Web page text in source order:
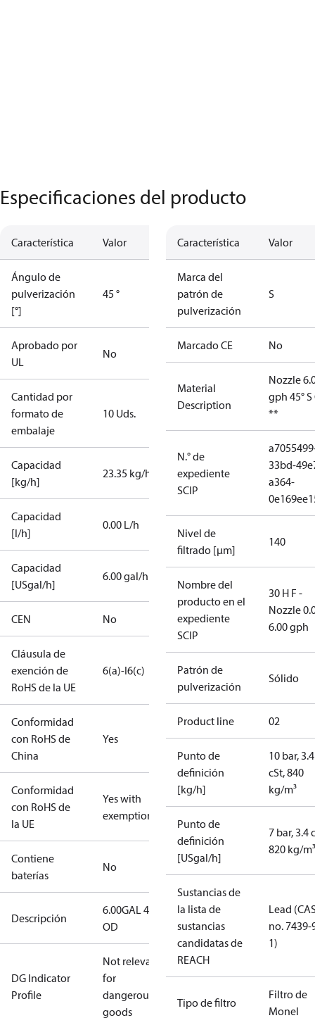
Especificaciones del producto
Característica Valor
Ángulo de
pulverización
[°]
45 °
Aprobado por
UL
No
Cantidad por
formato de
embalaje
10 Uds.
Capacidad
[kg/h]
23.35 kg/h
Capacidad
[l/h]
0.00 L/h
Capacidad
[USgal/h]
6.00 gal/h
CEN No
Cláusula de
exención de
RoHS de la UE
6(a)-I6(c)
Conformidad
con RoHS de
China
Yes
Conformidad
con RoHS de
la UE
Yes with
exemptions
Contiene
baterías
No
Descripción
6.00GAL 45S
OD
DG Indicator
Profile
Not relevant
for
dangerous
goods
Característica Valor
Marca del
patrón de
pulverización
S
Marcado CE No
Material
Description
Nozzle
gph 45°
**
N.° de
expediente
SCIP
33bd-
a364-
Nivel de
filtrado [µm]
140
Nombre del
producto en el
expediente
SCIP
30 H F -
Nozzle
6.00 gph
Patrón de
pulverización
Sólido
Product line 02
Punto de
definición
[kg/h]
10 bar, 3.4
cSt, 840
kg/m³
Punto de
definición
[USgal/h]
7 bar, 3.4
820 kg/m³
Sustancias de
la lista de
sustancias
candidatas de
REACH
Lead
no. 7439-
1)
Tipo de filtro
Filtro de
Monel